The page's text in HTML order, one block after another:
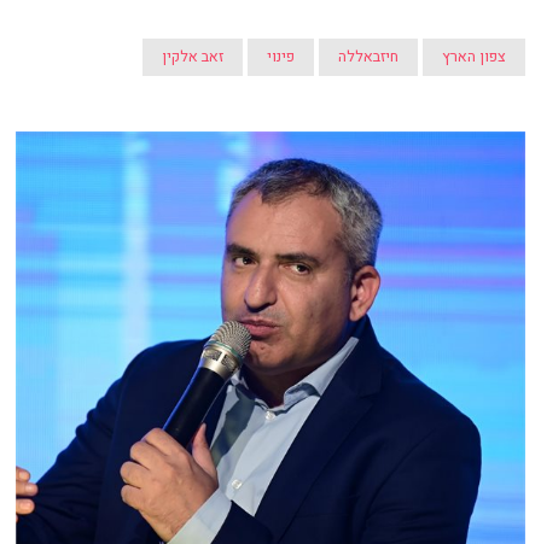
צפון הארץ חיזבאללה פינוי זאב אלקין